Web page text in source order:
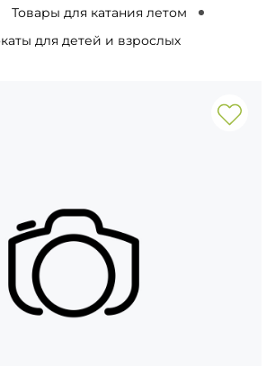
Товары для катания летом
для детей и взрослых